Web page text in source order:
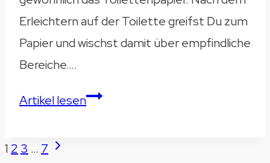
Erleichtern auf der Toilette greifst Du zum
Papier und wischst damit über empfindliche
Bereiche….
Artikel lesenAnaldusche
Seitennavigation
1 2 3 … 7 Next